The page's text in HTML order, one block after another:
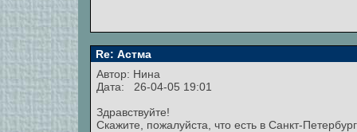
Re: Астма
Автор: Нина
Дата: 26-04-05 19:01
Здравствуйте!
Скажите, пожалуйста, что есть в Санкт-